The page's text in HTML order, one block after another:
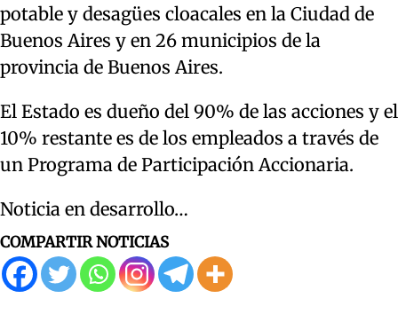
potable y desagües cloacales en la Ciudad de
Buenos Aires y en 26 municipios de la
provincia de Buenos Aires.
El Estado es dueño del 90% de las acciones y el
10% restante es de los empleados a través de
un Programa de Participación Accionaria.
Noticia en desarrollo…
COMPARTIR NOTICIAS